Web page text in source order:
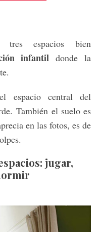
espacios bien
infantil donde la
espacio central del
También el suelo es
en las fotos, es de
jugar,